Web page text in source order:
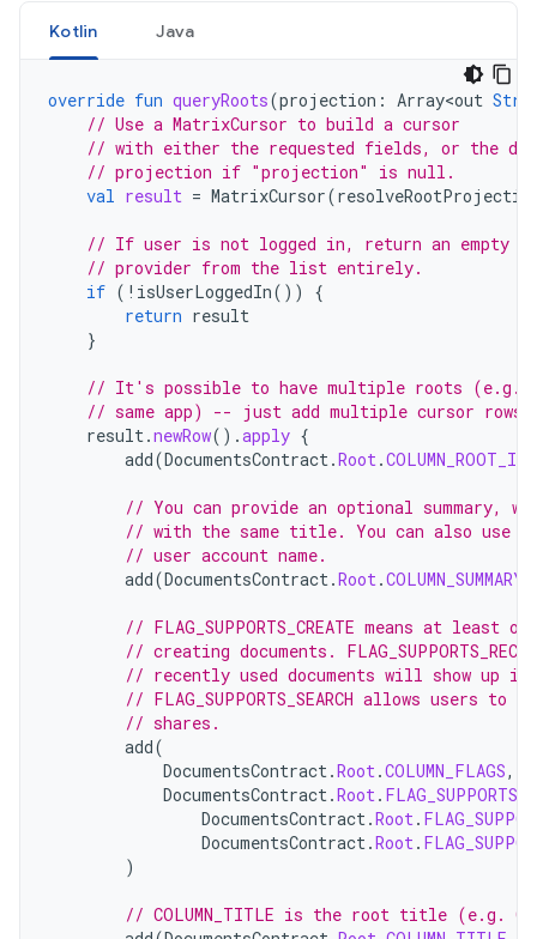
Kotlin Java
override fun queryRoots(projection : Array<out
// Use a MatrixCursor to build a cursor
// with either the requested fields, or the
// projection if "projection" is null.
val result = MatrixCursor(
// If user is not logged in, return an empty
// provider from the list entirely.
if ( ! isUserLoggedIn())
{
return result
}
// It's possible to have multiple roots (e.g.
// same app) -- just add multiple cursor rows.
result.newRow().apply {
add(DocumentsContract.Root.COLUMN_ROOT_ID
// You can provide an optional summary,
// with the same title. You can also use
// user account name.
add(DocumentsContract.Root.COLUMN_SUMMARY
// FLAG_SUPPORTS_CREATE means at
// creating documents.
// recently used documents will show up
// FLAG_SUPPORTS_SEARCH allows users
// shares.
add(
DocumentsContract.Root.COLUMN_FLAGS,
DocumentsContract.Root.
DocumentsContract.Root.
DocumentsContract.Root.
)
// COLUMN_TITLE is the root title (e.g.